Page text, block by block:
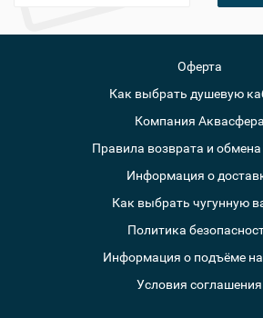
Оферта
Как выбрать душевую
Компания Аквасфера
Правила возврата и обмена
Информация о
Как выбрать чугунную
Политика
Информация о подъёме
Условия соглашения